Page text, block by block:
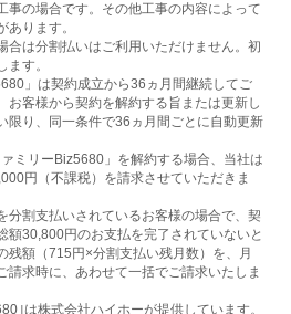
の場合です。その他工事の内容によって
ります。
は分割払いはご利用いただけません。初
す。
」は契約成立から36ヵ月間継続してご
お客様から契約を解約する旨または更新し
限り、同一条件で36ヵ月間ごとに自動更新
ミリーBiz5680」を解約する場合、当社は
円（不課税）を請求させていただきま
割支払いされているお客様の場合で、契
額30,800円のお支払を完了されていないと
残額（715円×分割支払い残月数）を、月
請求時に、あわせて一括でご請求いたしま
｣は株式会社ハイホーが提供しています。